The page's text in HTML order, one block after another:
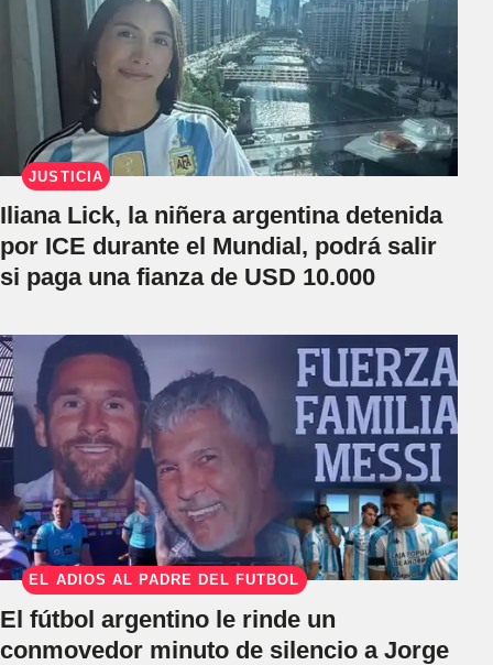
JUSTICIA
Iliana Lick, la niñera argentina detenida
por ICE durante el Mundial, podrá salir
si paga una fianza de USD 10.000
EL ADIÓS AL PADRE DEL FÚTBOL
El fútbol argentino le rinde un
conmovedor minuto de silencio a Jorge